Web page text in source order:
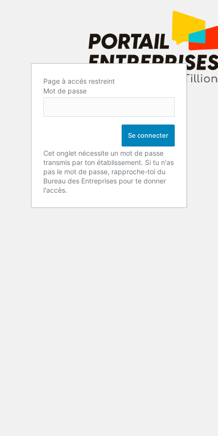
Page à accés restreint
Mot de passe
Cet onglet nécessite un mot de passe
transmis par ton établissement. Si tu n'as
pas le mot de passe, rapproche-toi du
Bureau des Entreprises pour te donner
l'accès.